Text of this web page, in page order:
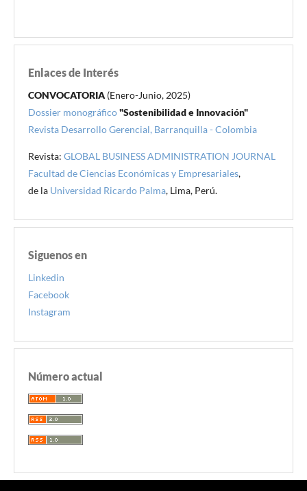
Enlaces de Interés
CONVOCATORIA (Enero-Junio, 2025)
Dossier monográfico"Sostenibilidad e Innovación"
Revista Desarrollo Gerencial, Barranquilla - Colombia
Revista: GLOBAL BUSINESS ADMINISTRATION JOURNAL
Facultad de Ciencias Económicas y Empresariales,
de la Universidad Ricardo Palma, Lima, Perú.
Siguenos en
Linkedin
Facebook
Instagram
Número actual